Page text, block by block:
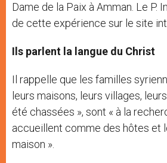
Dame de la Paix à Amman. Le P.
de cette expérience sur le site
Ils parlent la langue du Christ
Il rappelle que les familles
leurs maisons, leurs villages,
été chassées », sont « à la
accueillent comme des hôtes et
maison ».